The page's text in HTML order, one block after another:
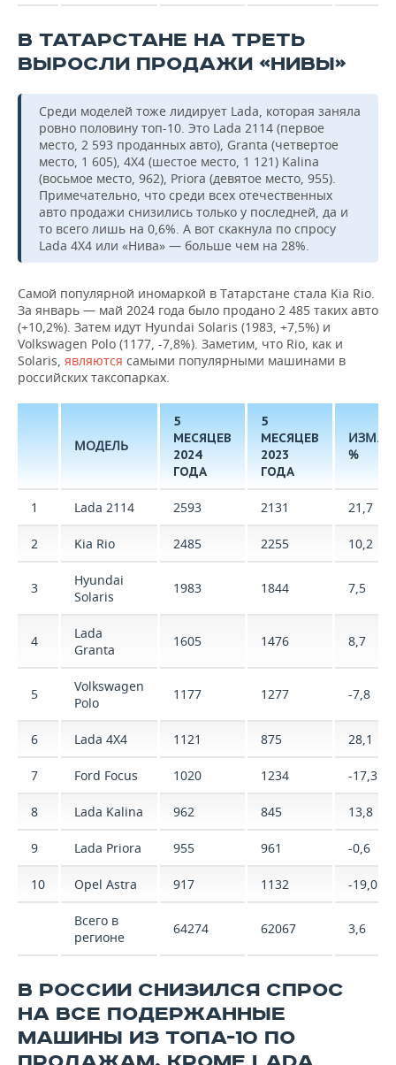
В ТАТАРСТАНЕ НА ТРЕТЬ
ВЫРОСЛИ ПРОДАЖИ «НИВЫ»
Среди моделей тоже лидирует Lada, которая заняла
ровно половину топ-10. Это Lada 2114 (первое
место, 2 593 проданных авто), Granta (четвертое
место, 1 605), 4X4 (шестое место, 1 121) Kalina
(восьмое место, 962), Priora (девятое место, 955).
Примечательно, что среди всех отечественных
авто продажи снизились только у последней, да и
то всего лишь на 0,6%. А вот скакнула по спросу
Lada 4X4 или «Нива» — больше чем на 28%.
Самой популярной иномаркой в Татарстане стала Kia Rio.
За январь — май 2024 года было продано 2 485 таких авто
(+10,2%). Затем идут Hyundai Solaris (1983, +7,5%) и
Volkswagen Polo (1177, -7,8%). Заметим, что Rio, как и
Solaris, являются самыми популярными машинами в
российских таксопарках.
МОДЕЛЬ
5
МЕСЯЦЕВ
2024
ГОДА
5
МЕСЯЦЕВ
2023
ГОДА
ИЗМ.,
%
1 Lada 2114 2593 2131 21,7
2 Kia Rio 2485 2255 10,2
3
Hyundai
Solaris
1983 1844 7,5
4
Lada
Granta
1605 1476 8,7
5
Volkswagen
Polo
1177 1277 -7,8
6 Lada 4X4 1121 875 28,1
7 Ford Focus 1020 1234 -17,3
8 Lada Kalina 962 845 13,8
9 Lada Priora 955 961 -0,6
10 Opel Astra 917 1132 -19,0
Всего в
регионе
64274 62067 3,6
В РОССИИ СНИЗИЛСЯ СПРОС
НА ВСЕ ПОДЕРЖАННЫЕ
МАШИНЫ ИЗ ТОПА-10 ПО